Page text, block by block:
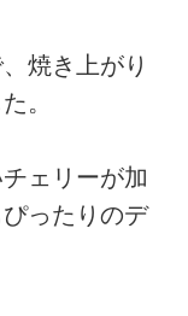
焼き上がり
。
ェリーが加
ったりのデ